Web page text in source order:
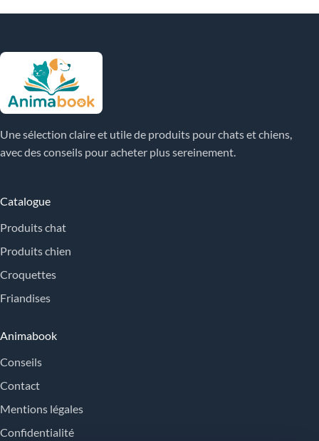
Une sélection claire et utile de produits pour chats et chiens,
avec des conseils pour acheter plus sereinement.
Catalogue
Produits chat
Produits chien
Croquettes
Friandises
Animabook
Conseils
Contact
Mentions légales
Confidentialité